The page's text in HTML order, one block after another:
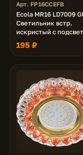
Арт. FP16CCEFB
Ecola MR16 LD7009
Светильник встр.
искристый с
"Кристалл"
Розовый / Хром 30x95
195 ₽